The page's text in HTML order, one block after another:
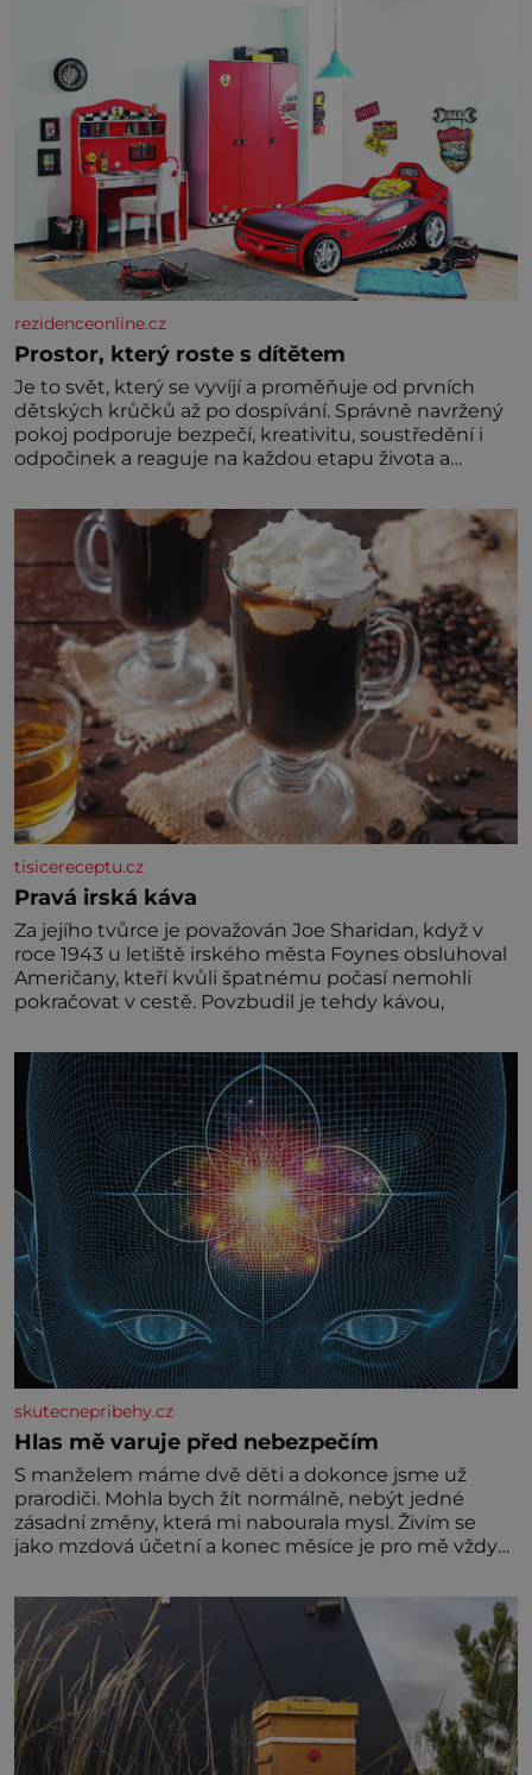
rezidenceonline.cz
Prostor, který roste s dítětem
Je to svět, který se vyvíjí a proměňuje od prvních
dětských krůčků až po dospívání. Správně navržený
pokoj podporuje bezpečí, kreativitu, soustředění i
odpočinek a reaguje na každou etapu života a
jednoduchost, měkkost a bezpečí, proto by pokoj
miminka měl působit především klidně a útulně.
Předškolní věk je
tisicereceptu.cz
Pravá irská káva
Za jejího tvůrce je považován Joe Sharidan, když v
roce 1943 u letiště irského města Foynes obsluhoval
Američany, kteří kvůli špatnému počasí nemohli
pokračovat v cestě. Povzbudil je tehdy kávou,
skutecnepribehy.cz
Hlas mě varuje před nebezpečím
S manželem máme dvě děti a dokonce jsme už
prarodiči. Mohla bych žít normálně, nebýt jedné
zásadní změny, která mi nabourala mysl. Živím se
jako mzdová účetní a konec měsíce je pro mě vždy
máme vnoučata, mi dcera čím dál častěji volá o
pomoc, co se hlídání týče. Dalo by se